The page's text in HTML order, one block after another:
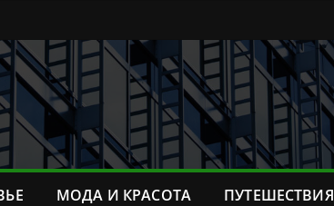
МОДА И КРАСОТА ПУТЕШЕСТВИЯ